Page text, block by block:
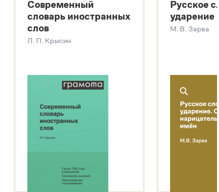
Большой толковый словарь русских глаголов
Современный словарь иностранных слов
Звук – технология синтеза платформы
SaluteSpeech
Современный
словарь иностранных
слов
Л. П. Крысин
Русское
ударение
М. В. Зарва